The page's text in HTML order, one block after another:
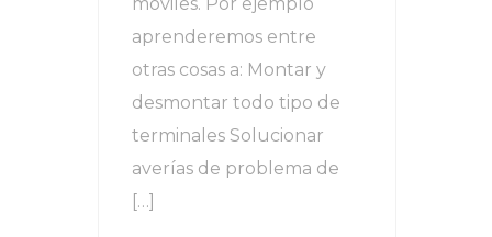
aprenderemos entre
otras cosas a: Montar y
desmontar todo tipo de
terminales Solucionar
averías de problema de
[…]